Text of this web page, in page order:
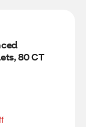
80 CT